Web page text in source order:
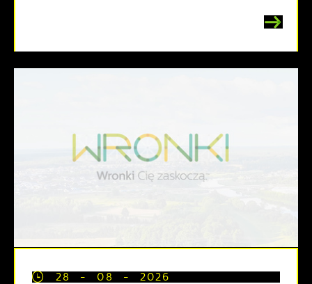
28 - 08 - 2026